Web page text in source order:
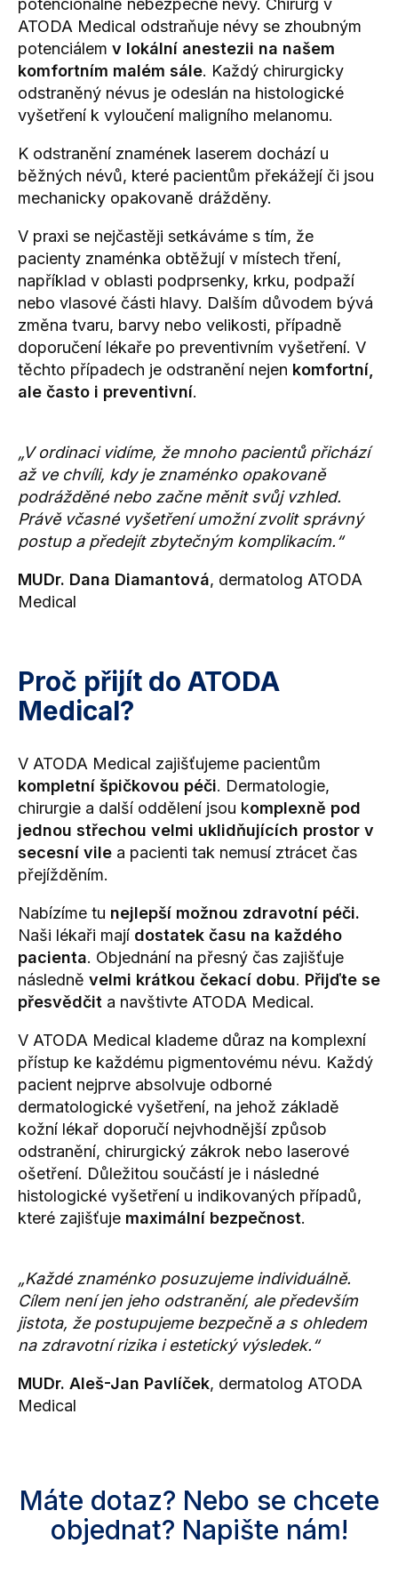
potencionálně nebezpečné névy. Chirurg v
ATODA Medical odstraňuje névy se zhoubným
potenciálem v lokální anestezii na našem
komfortním malém sále. Každý chirurgicky
odstraněný névus je odeslán na histologické
vyšetření k vyloučení maligního melanomu.
K odstranění znamének laserem dochází u
běžných névů, které pacientům překážejí či jsou
mechanicky opakovaně drážděny.
V praxi se nejčastěji setkáváme s tím, že
pacienty znaménka obtěžují v místech tření,
například v oblasti podprsenky, krku, podpaží
nebo vlasové části hlavy. Dalším důvodem bývá
změna tvaru, barvy nebo velikosti, případně
doporučení lékaře po preventivním vyšetření. V
těchto případech je odstranění nejen komfortní,
ale často i preventivní.
„V ordinaci vidíme, že mnoho pacientů přichází
až ve chvíli, kdy je znaménko opakovaně
podrážděné nebo začne měnit svůj vzhled.
Právě včasné vyšetření umožní zvolit správný
postup a předejít zbytečným komplikacím.“
MUDr. Dana Diamantová, dermatolog ATODA
Medical
Proč přijít do ATODA
Medical?
V ATODA Medical zajišťujeme pacientům
kompletní špičkovou péči. Dermatologie,
chirurgie a další oddělení jsou komplexně pod
jednou střechou velmi uklidňujících prostor v
secesní vile a pacienti tak nemusí ztrácet čas
přejížděním.
Nabízíme tu nejlepší možnou zdravotní péči.
Naši lékaři mají dostatek času na každého
pacienta. Objednání na přesný čas zajišťuje
následně velmi krátkou čekací dobu. Přijďte se
přesvědčit a navštivte ATODA Medical.
V ATODA Medical klademe důraz na komplexní
přístup ke každému pigmentovému névu. Každý
pacient nejprve absolvuje odborné
dermatologické vyšetření, na jehož základě
kožní lékař doporučí nejvhodnější způsob
odstranění, chirurgický zákrok nebo laserové
ošetření. Důležitou součástí je i následné
histologické vyšetření u indikovaných případů,
které zajišťuje maximální bezpečnost.
„Každé znaménko posuzujeme individuálně.
Cílem není jen jeho odstranění, ale především
jistota, že postupujeme bezpečně a s ohledem
na zdravotní rizika i estetický výsledek.“
MUDr. Aleš-Jan Pavlíček, dermatolog ATODA
Medical
Máte dotaz? Nebo se chcete
objednat? Napište nám!